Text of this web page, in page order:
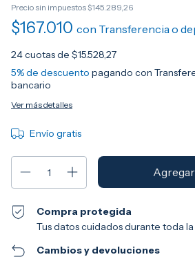
Precio sin impuestos$145.289,26
$167.010 con Transferencia o
24cuotas de $15.528,27
5% de descuento pagando con
bancario
Ver más detalles
Envío gratis
Compra protegida
Tus datos cuidados durante toda
Cambios y devoluciones